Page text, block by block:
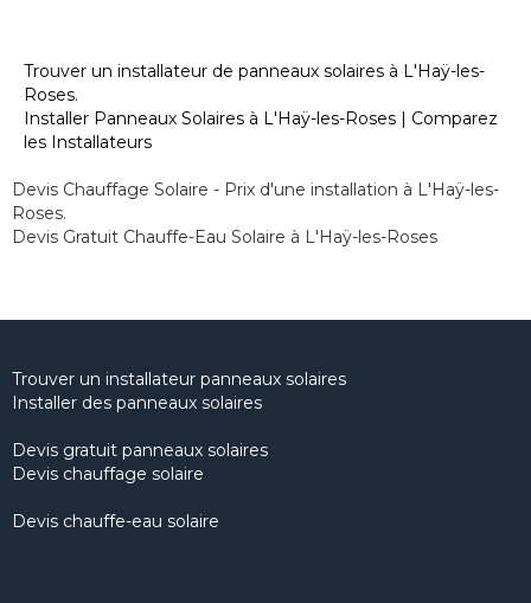
Trouver un installateur de panneaux solaires à L'Haÿ-les-
Roses.
Installer Panneaux Solaires à L'Haÿ-les-Roses | Comparez
les Installateurs
Devis Chauffage Solaire - Prix d'une installation à L'Haÿ-les-
Roses.
Devis Gratuit Chauffe-Eau Solaire à L'Haÿ-les-Roses
Trouver un installateur panneaux solaires
Installer des panneaux solaires
Devis gratuit panneaux solaires
Devis chauffage solaire
Devis chauffe-eau solaire